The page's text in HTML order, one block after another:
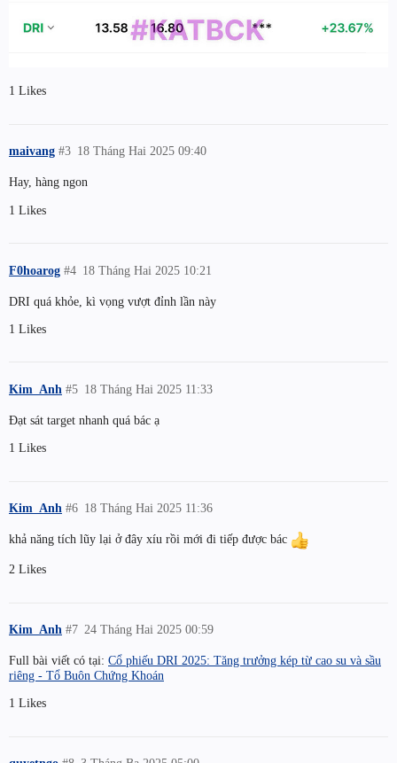
1 Likes
maivang 18 Tháng Hai 2025 09:40
#3
Hay, hàng ngon
1 Likes
F0hoarog 18 Tháng Hai 2025 10:21
#4
DRI quá khỏe, kì vọng vượt đỉnh lần này
1 Likes
Kim_Anh 18 Tháng Hai 2025 11:33
#5
Đạt sát target nhanh quá bác ạ
1 Likes
Kim_Anh 18 Tháng Hai 2025 11:36
#6
khả năng tích lũy lại ở đây xíu rồi mới đi tiếp được bác
2 Likes
Kim_Anh 24 Tháng Hai 2025 00:59
#7
Full bài viết có tại: Cổ phiếu DRI 2025: Tăng trưởng kép từ cao su và sầu
riêng - Tổ Buôn Chứng Khoán
1 Likes